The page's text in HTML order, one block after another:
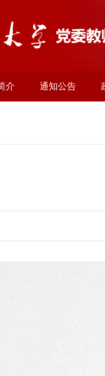
介 通知公告